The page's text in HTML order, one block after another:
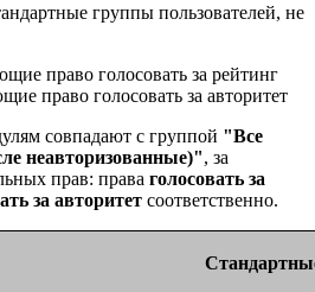
группы пользователей, не
право голосовать за рейтинг
право голосовать за авторитет
совпадают с группой "Все
неавторизованные)", за
прав: права голосовать за
за авторитет соответственно.